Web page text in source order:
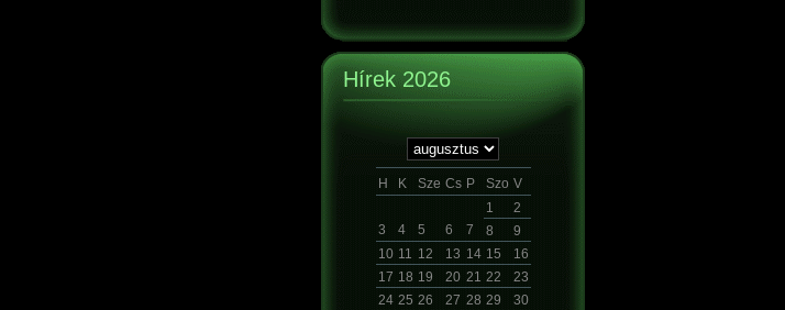
Hírek 2026
H K Sze Cs P Szo V
1
2
3
4 5 6 7 8
9
10 11 12 13 14 15
16
17 18 19 20 21 22
23
24 25 26 27 28 29
30